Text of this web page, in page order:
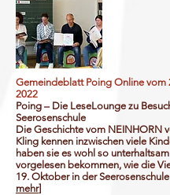
Gemeindeblatt Poing Online vom
2022
Poing – Die LeseLounge zu
Seerosenschule
Die Geschichte vom NEINHORN
Kling kennen inzwischen viele
haben sie es wohl so
vorgelesen bekommen, wie die
19. Oktober in der
mehr]